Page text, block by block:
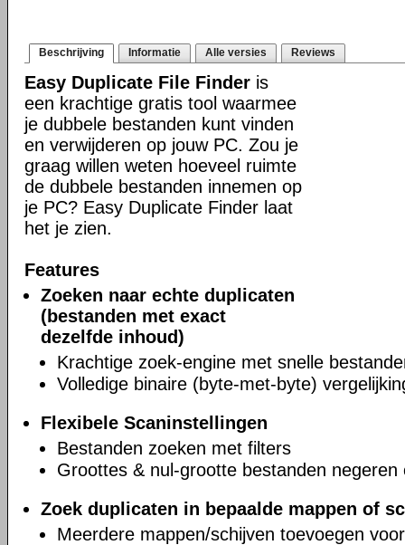
Beschrijving Informatie Alle versies Reviews
Easy Duplicate File Finder is
een krachtige gratis tool waarmee
je dubbele bestanden kunt vinden
en verwijderen op jouw PC. Zou je
graag willen weten hoeveel ruimte
de dubbele bestanden innemen op
je PC? Easy Duplicate Finder laat
het je zien.
Features
Zoeken naar echte duplicaten
(bestanden met exact
dezelfde inhoud)
Krachtige zoek-engine met snelle
Volledige binaire (byte-met-byte)
Flexibele Scaninstellingen
Bestanden zoeken met filters
Groottes & nul-grootte bestanden negeren
Zoek duplicaten in bepaalde mappen of
Meerdere mappen/schijven toevoegen